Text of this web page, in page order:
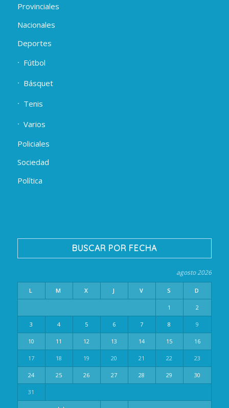
Provinciales
Nacionales
Deportes
Fútbol
Básquet
Tenis
Varios
Policiales
Sociedad
Política
BUSCAR POR FECHA
agosto 2026
L M X J V S D
1 2
3 4 5 6 7 8 9
10 11 12 13 14 15 16
17 18 19 20 21 22 23
24 25 26 27 28 29 30
31